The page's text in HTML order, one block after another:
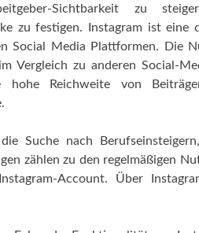
Sichtbarkeit zu
zu festigen. Instagram ist eine
Social Media Plattformen. Die
Vergleich zu anderen Social-
hohe Reichweite von
Suche nach
zählen zu den regelmäßigen
Account. Über